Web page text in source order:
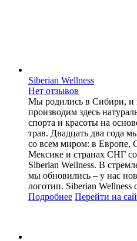
Siberian Wellness
Нет отзывов
Мы родились в Сибири, и
производим здесь
спорта и красоты на
трав. Двадцать два года
со всем миром: в
Мексике и странах СНГ
Siberian Wellness. В
мы обновились – у нас
логотип. Siberian Wellness
Подробнее Перейти на